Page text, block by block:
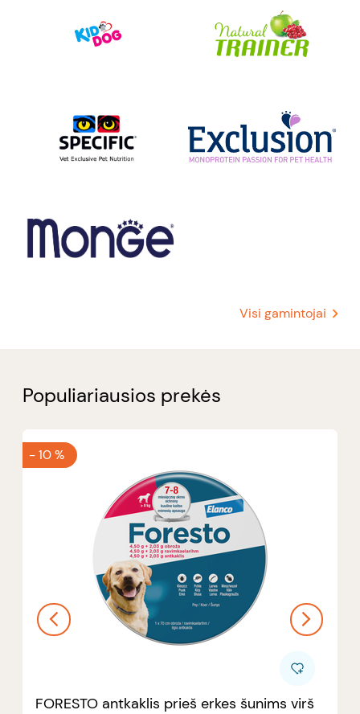
Visi gamintojai
Populiariausios prekės
-10 %
FORESTO antkaklis prieš erkes šunims virš